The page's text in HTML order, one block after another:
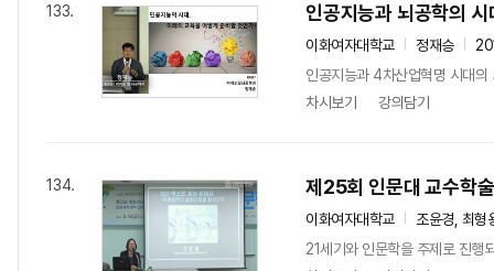
133. 인공지능과 뇌공학의
이화여자대학교 정재승
인공지능과 4차산업혁명 시대
차시보기
강의담기
134. 제25회 인문대 교수학
이화여자대학교
조윤경, 최형
21세기와 인문학을 주제로 진행